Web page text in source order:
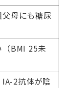
母にも糖尿
BMI 25未
IA-2抗体が陰